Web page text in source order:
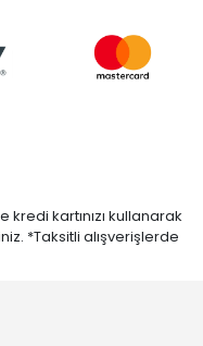
kartınızı kullanarak
*Taksitli alışverişlerde